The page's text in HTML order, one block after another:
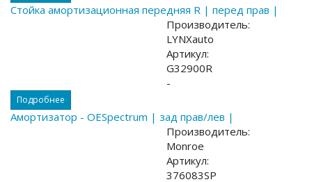
Стойка амортизационная передняя R | перед прав |
Производитель:
LYNXauto
Артикул:
G32900R
-
Подробнее
Амортизатор - OESpectrum | зад прав/лев |
Производитель:
Monroe
Артикул:
376083SP